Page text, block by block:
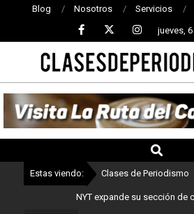
Blog Nosotros Servicios
jueves,
CLASES
DE
PERIODISMO
Estas viendo: Clases de Periodismo
NYT expande su sección de